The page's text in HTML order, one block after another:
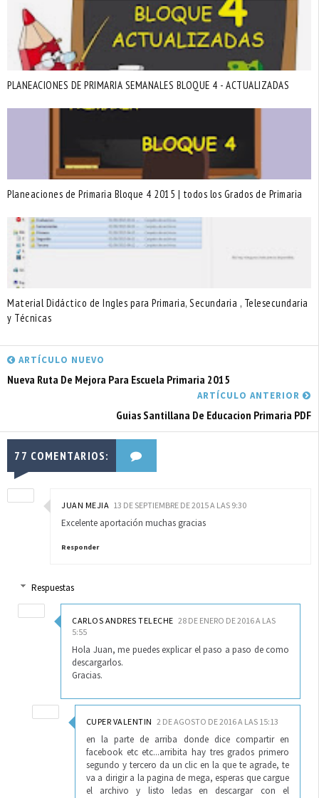
PLANEACIONES DE PRIMARIA SEMANALES BLOQUE 4 - ACTUALIZADAS
Planeaciones de Primaria Bloque 4 2015 | todos los Grados de Primaria
Material Didáctico de Ingles para Primaria, Secundaria , Telesecundaria
y Técnicas
ARTÍCULO NUEVO
Nueva Ruta De Mejora Para Escuela Primaria 2015
ARTÍCULO ANTERIOR
Guias Santillana De Educacion Primaria PDF
77 COMENTARIOS:
JUAN MEJIA 13 DE SEPTIEMBRE DE 2015 A LAS 9:30
Excelente aportación muchas gracias
Responder
Respuestas
CARLOS ANDRES TELECHE 28 DE ENERO DE 2016 A LAS
5:55
Hola Juan, me puedes explicar el paso a paso de como
descargarlos.
Gracias.
CUPER VALENTIN 2 DE AGOSTO DE 2016 A LAS 15:13
en la parte de arriba donde dice compartir en
facebook etc etc...arribita hay tres grados primero
segundo y tercero da un clic en la que te agrade, te
va a dirigir a la pagina de mega, esperas que cargue
el archivo y listo ledas en descargar con el